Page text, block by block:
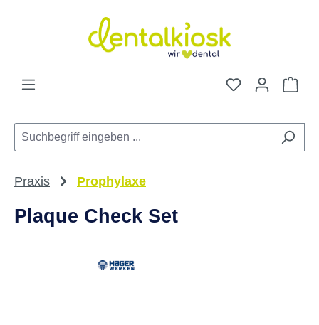
Zum Hauptinhalt springen
Du hast 0
Praxis Prophylaxe
Plaque Check Set